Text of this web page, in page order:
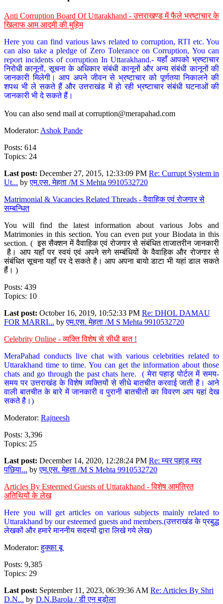
Anti Corruption Board Of Uttarakhand - उत्तराखण्ड में फैले भ्रष्टाचार के
खिलाफ आम आदमी की मुहिम
Here you can find various laws related to corruption, RTI etc. You
can also take a pledge of Zero Tolerance on Corruption, You can
report incidents of corruption In Uttarakhand.- यहाँ आपको भ्रष्टाचार
निरोधी कानूनों, सूचना के अधिकार संबंधी कानूनों और अन्य संबंधी कानूनों की
जानकारी मिलेगी। आप अपने जीवन से भ्रष्टाचार को पूर्णतया निकालने की
शपथ भी ले सकते हैं और उत्तराखंड में हो रही भ्रष्टाचार संबंधी घटनाओं की
जानकारी भी दे सकते हैं।
You can also send mail at corruption@merapahad.com
Moderator: Ashok Pande
Posts: 614
Topics: 24
Last post: December 27, 2015, 12:33:09 PM Re: Currupt System in
Ut... byएम.एस. मेहता /M S Mehta 9910532720
Matrimonial & Vacancies Related Threads - वैवाहिक एवं रोजगार से
सम्बन्धित
You will find the latest information about various Jobs and
Matrimonies in this section. You can even put your Biodata in this
section. ( इस सैक्शन में वैवाहिक एवं रोजगार से संबंधित ताजातरीन जानकारी
है। आप यहाँ पर स्वयं एवं अपने सगे सम्बंधियों के वैवाहिक और रोजगार से
संबंधित सूचना यहाँ पर दे सकते है। आप अपना बायो डाटा भी यहां डाल सकते
हैं। )
Posts: 439
Topics: 10
Last post: October 16, 2019, 10:52:33 PM Re: DHOL DAMAU
FOR MARRI... byएम.एस. मेहता /M S Mehta 9910532720
Celebrity Online - व्यक्ति विशेष से सीधी बात !
MeraPahad conducts live chat with various celebrities related to
Uttarakhand time to time. You can get the information about those
chats and go through the past chats here. ( मेरा पहाड़ पोर्टल में समय-
समय पर उत्तराखंड के विशेष व्यक्तियों से सीधे बातचीत करवाई जाती है। आने
वाली बातचीत के बारे में जानकारी व पुरानी बातचीतों का विवरण आप यहां देख
सकते है।)
Moderator: Rajneesh
Posts: 3,396
Topics: 25
Last post: December 14, 2020, 12:28:24 PM Re: म्यर पहाड़ म्यर
पछिया... byएम.एस. मेहता /M S Mehta 9910532720
Articles By Esteemed Guests of Uttarakhand - विशेष आमंत्रित
अतिथियों के लेख
Here you will get articles on various subjects mainly related to
Uttarakhand by our esteemed guests and members.(उत्तराखंड के प्रबुद्ध
लेखकों और हमारे माननीय सदस्यों द्वारा लिखे गये लेख)
Moderator:हुक्का बू
Posts: 9,385
Topics: 29
Last post: September 11, 2023, 06:39:36 AM Re: Articles By Shri
D.N... by D.N.Barola / डी एन बड़ोला